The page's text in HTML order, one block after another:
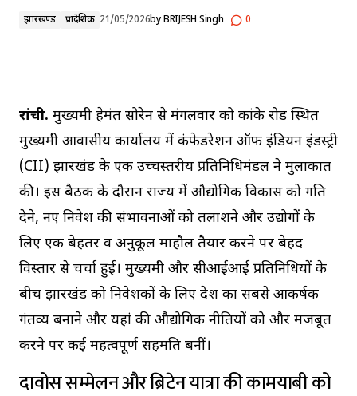
झारखण्ड प्रादेशिक 21/05/2026byBRIJESH Singh 0
रांची. मुख्यमंत्री हेमंत सोरेन से मंगलवार को कांके रोड स्थित
मुख्यमंत्री आवासीय कार्यालय में कंफेडरेशन ऑफ इंडियन इंडस्ट्री
(CII) झारखंड के एक उच्चस्तरीय प्रतिनिधिमंडल ने मुलाकात
की। इस बैठक के दौरान राज्य में औद्योगिक विकास को गति
देने, नए निवेश की संभावनाओं को तलाशने और उद्योगों के
लिए एक बेहतर व अनुकूल माहौल तैयार करने पर बेहद
विस्तार से चर्चा हुई। मुख्यमंत्री और सीआईआई प्रतिनिधियों के
बीच झारखंड को निवेशकों के लिए देश का सबसे आकर्षक
गंतव्य बनाने और यहां की औद्योगिक नीतियों को और मजबूत
करने पर कई महत्वपूर्ण सहमति बनीं।
दावोस सम्मेलन और ब्रिटेन यात्रा की कामयाबी को